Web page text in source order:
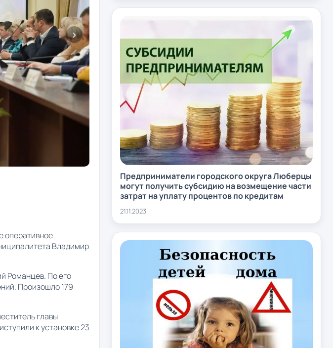
оперативное
Владимир
Романцев. По его
Произошло 179
главы
к установке 23
Предприниматели городского округа Люберцы
могут получить субсидию на возмещение части
затрат на уплату процентов по кредитам
21.11.2023